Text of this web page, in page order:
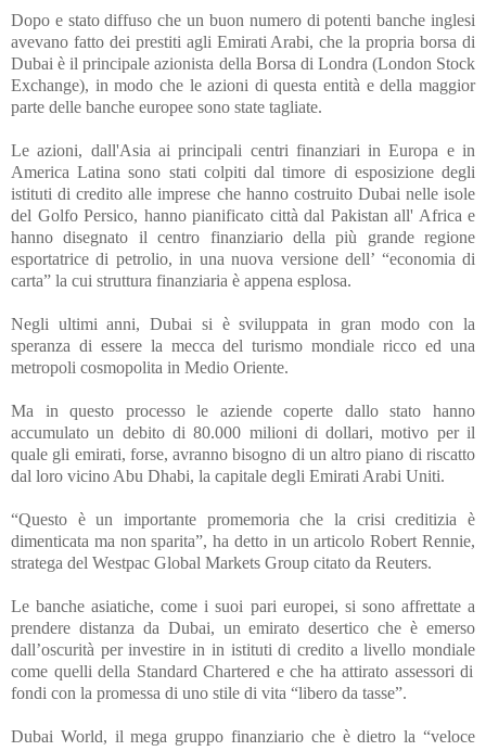
Dopo e stato diffuso che un buon numero di potenti banche inglesi
avevano fatto dei prestiti agli Emirati Arabi, che la propria borsa di
Dubai è il principale azionista della Borsa di Londra (London Stock
Exchange), in modo che le azioni di questa entità e della maggior
parte delle banche europee sono state tagliate.
Le azioni, dall'Asia ai principali centri finanziari in Europa e in
America Latina sono stati colpiti dal timore di esposizione degli
istituti di credito alle imprese che hanno costruito Dubai nelle isole
del Golfo Persico, hanno pianificato città dal Pakistan all' Africa e
hanno disegnato il centro finanziario della più grande regione
esportatrice di petrolio, in una nuova versione dell’ “economia di
carta” la cui struttura finanziaria è appena esplosa.
Negli ultimi anni, Dubai si è sviluppata in gran modo con la
speranza di essere la mecca del turismo mondiale ricco ed una
metropoli cosmopolita in Medio Oriente.
Ma in questo processo le aziende coperte dallo stato hanno
accumulato un debito di 80.000 milioni di dollari, motivo per il
quale gli emirati, forse, avranno bisogno di un altro piano di riscatto
dal loro vicino Abu Dhabi, la capitale degli Emirati Arabi Uniti.
“Questo è un importante promemoria che la crisi creditizia è
dimenticata ma non sparita”, ha detto in un articolo Robert Rennie,
stratega del Westpac Global Markets Group citato da Reuters.
Le banche asiatiche, come i suoi pari europei, si sono affrettate a
prendere distanza da Dubai, un emirato desertico che è emerso
dall’oscurità per investire in in istituti di credito a livello mondiale
come quelli della Standard Chartered e che ha attirato assessori di
fondi con la promessa di uno stile di vita “libero da tasse”.
Dubai World, il mega gruppo finanziario che è dietro la “veloce